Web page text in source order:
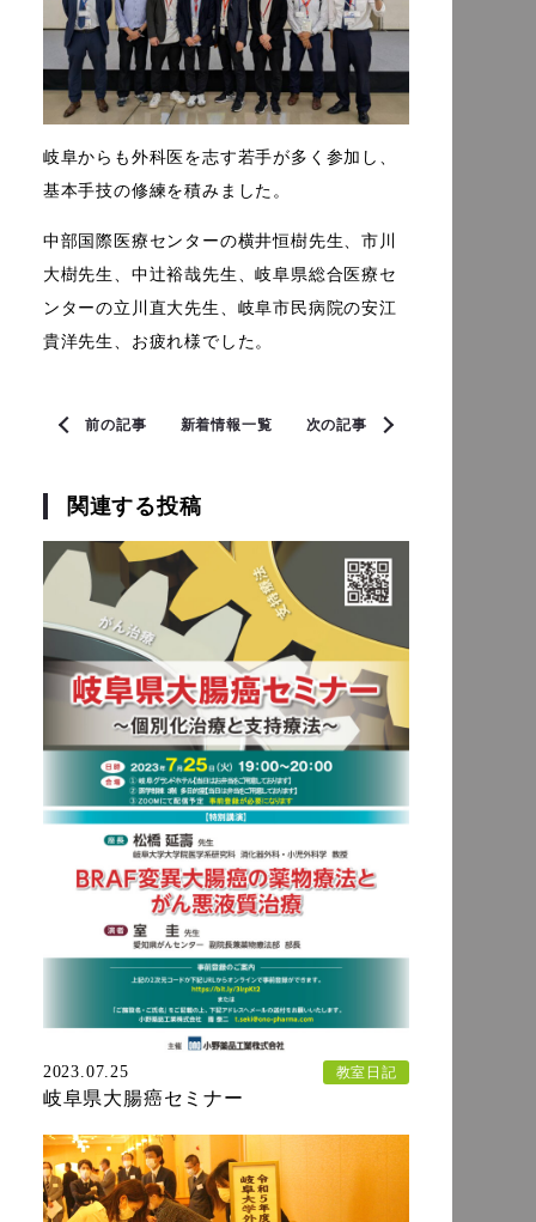
岐阜からも外科医を志す若手が多く参加し、
基本手技の修練を積みました。
中部国際医療センターの横井恒樹先生、市川
大樹先生、中辻裕哉先生、岐阜県総合医療セ
ンターの立川直大先生、岐阜市民病院の安江
貴洋先生、お疲れ様でした。
前の記事 次の記事
新着情報一覧
関連する投稿
2023.07.25 教室日記
岐阜県大腸癌セミナー